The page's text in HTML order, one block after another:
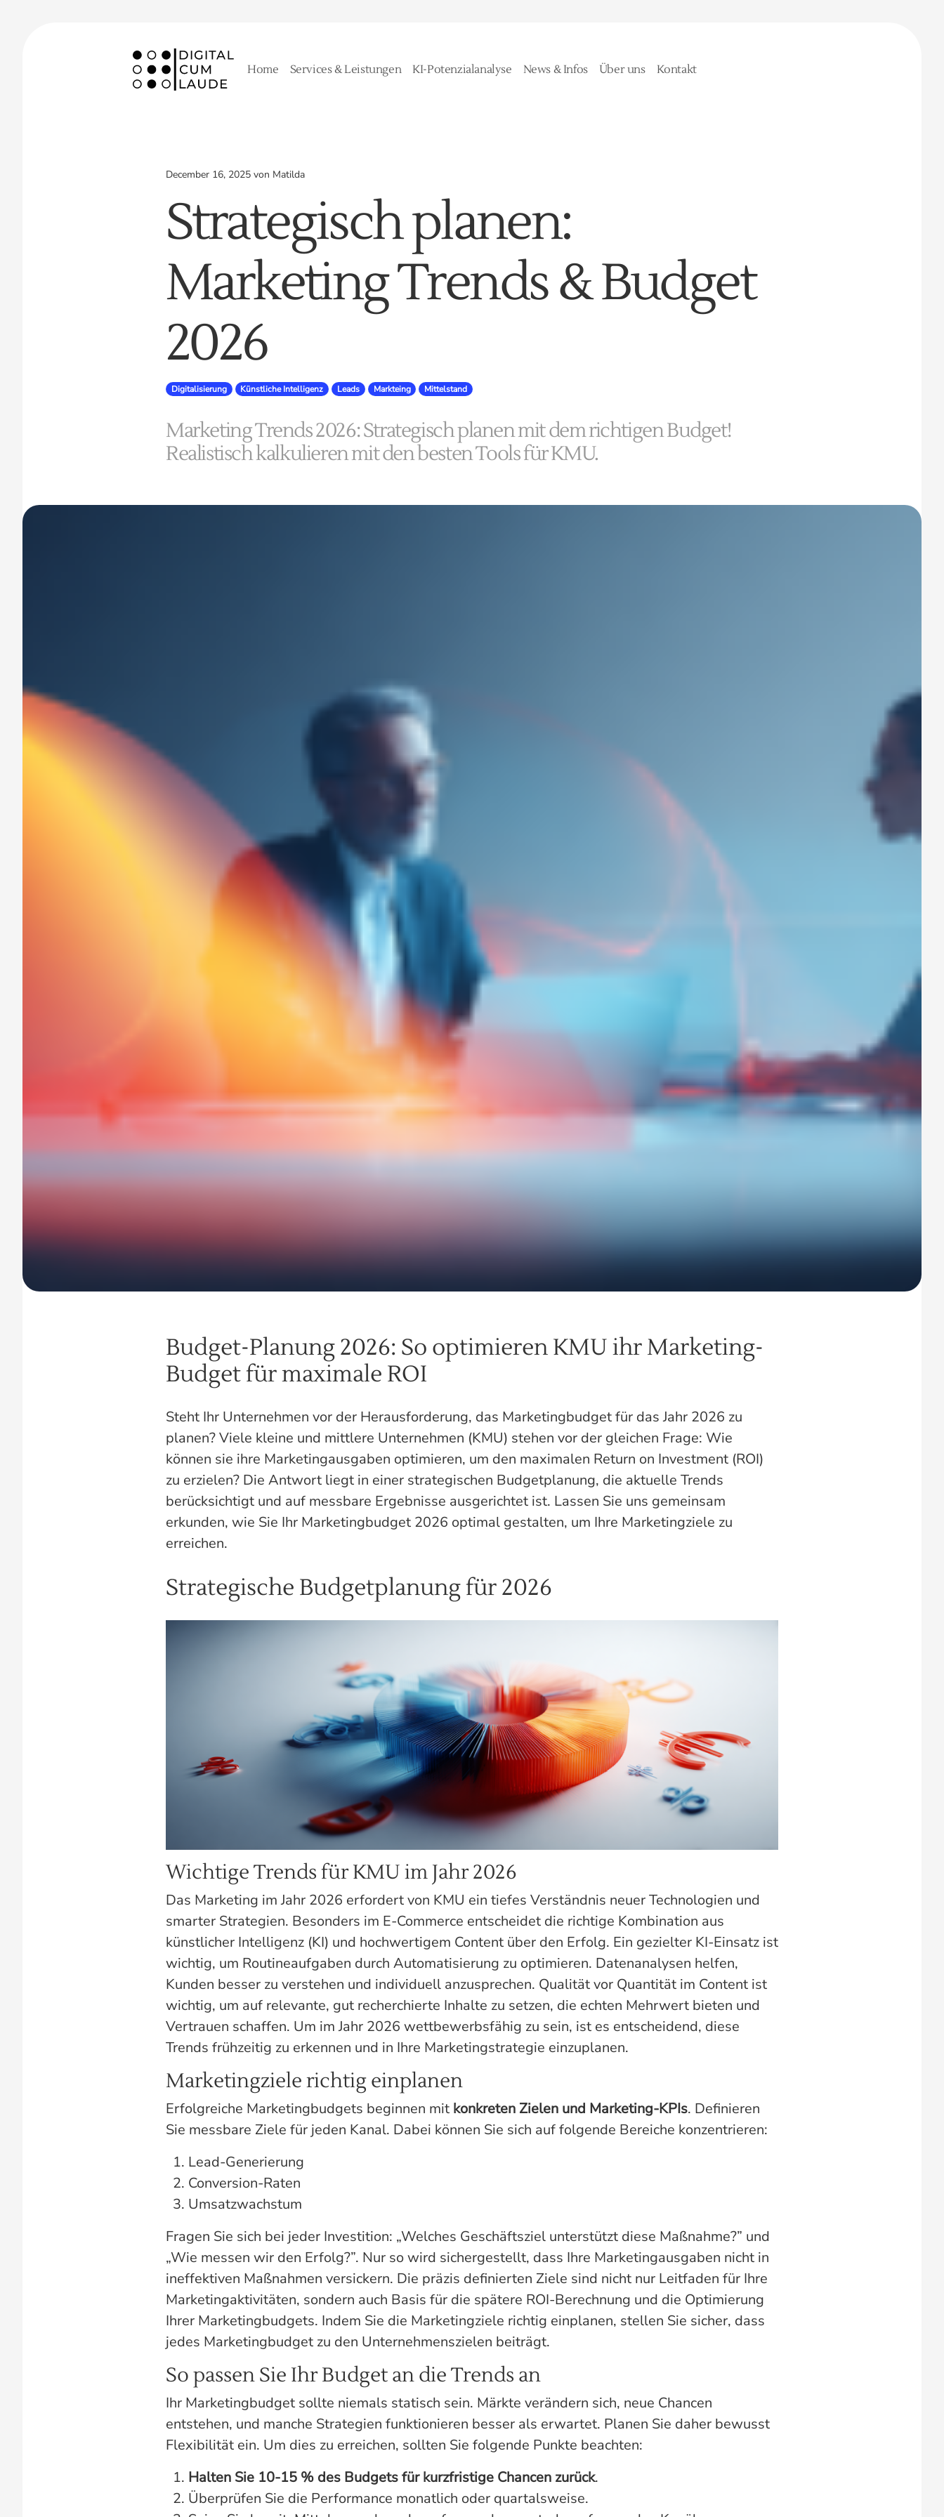
Home Services & Leistungen KI-Potenzialanalyse News & Infos Über uns Kontakt
December 16, 2025 von Matilda
Strategisch planen:
Marketing Trends & Budget
2026
Digitalisierung Künstliche Intelligenz Leads Markteing Mittelstand
Marketing Trends 2026: Strategisch planen mit dem richtigen Budget!
Realistisch kalkulieren mit den besten Tools für KMU.
Budget-Planung 2026: So optimieren KMU ihr Marketing-
Budget für maximale ROI
Steht Ihr Unternehmen vor der Herausforderung, das Marketingbudget für das Jahr 2026 zu
planen? Viele kleine und mittlere Unternehmen (KMU) stehen vor der gleichen Frage: Wie
können sie ihre Marketingausgaben optimieren, um den maximalen Return on Investment (ROI)
zu erzielen? Die Antwort liegt in einer strategischen Budgetplanung, die aktuelle Trends
berücksichtigt und auf messbare Ergebnisse ausgerichtet ist. Lassen Sie uns gemeinsam
erkunden, wie Sie Ihr Marketingbudget 2026 optimal gestalten, um Ihre Marketingziele zu
erreichen.
Strategische Budgetplanung für 2026
Wichtige Trends für KMU im Jahr 2026
Das Marketing im Jahr 2026 erfordert von KMU ein tiefes Verständnis neuer Technologien und
smarter Strategien. Besonders im E-Commerce entscheidet die richtige Kombination aus
künstlicher Intelligenz (KI) und hochwertigem Content über den Erfolg. Ein gezielter KI-Einsatz ist
wichtig, um Routineaufgaben durch Automatisierung zu optimieren. Datenanalysen helfen,
Kunden besser zu verstehen und individuell anzusprechen. Qualität vor Quantität im Content ist
wichtig, um auf relevante, gut recherchierte Inhalte zu setzen, die echten Mehrwert bieten und
Vertrauen schaffen. Um im Jahr 2026 wettbewerbsfähig zu sein, ist es entscheidend, diese
Trends frühzeitig zu erkennen und in Ihre Marketingstrategie einzuplanen.
Marketingziele richtig einplanen
Erfolgreiche Marketingbudgets beginnen mit konkreten Zielen und Marketing-KPIs. Definieren
Sie messbare Ziele für jeden Kanal. Dabei können Sie sich auf folgende Bereiche konzentrieren:
Lead-Generierung
Conversion-Raten
Umsatzwachstum
Fragen Sie sich bei jeder Investition: „Welches Geschäftsziel unterstützt diese Maßnahme?” und
„Wie messen wir den Erfolg?”. Nur so wird sichergestellt, dass Ihre Marketingausgaben nicht in
ineffektiven Maßnahmen versickern. Die präzis definierten Ziele sind nicht nur Leitfaden für Ihre
Marketingaktivitäten, sondern auch Basis für die spätere ROI-Berechnung und die Optimierung
Ihrer Marketingbudgets. Indem Sie die Marketingziele richtig einplanen, stellen Sie sicher, dass
jedes Marketingbudget zu den Unternehmenszielen beiträgt.
So passen Sie Ihr Budget an die Trends an
Ihr Marketingbudget sollte niemals statisch sein. Märkte verändern sich, neue Chancen
entstehen, und manche Strategien funktionieren besser als erwartet. Planen Sie daher bewusst
Flexibilität ein. Um dies zu erreichen, sollten Sie folgende Punkte beachten:
Halten Sie 10-15 % des Budgets für kurzfristige Chancen zurück.
Überprüfen Sie die Performance monatlich oder quartalsweise.